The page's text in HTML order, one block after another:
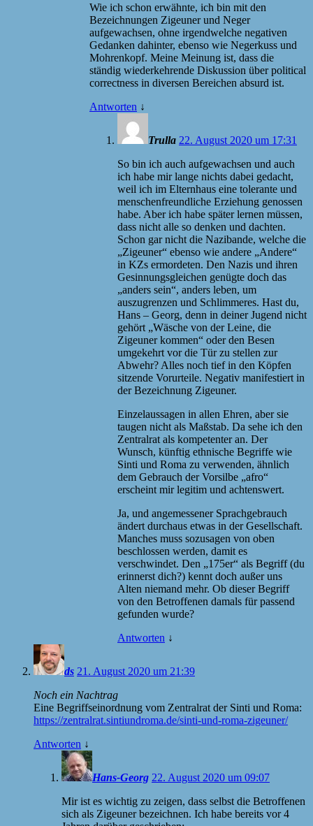
Wie ich schon erwähnte, ich bin mit den
Bezeichnungen Zigeuner und Neger
aufgewachsen, ohne irgendwelche negativen
Gedanken dahinter, ebenso wie Negerkuss und
Mohrenkopf. Meine Meinung ist, dass die
ständig wiederkehrende Diskussion über political
correctness in diversen Bereichen absurd ist.
Antworten ↓
Trulla 22. August 2020 um 17:31
So bin ich auch aufgewachsen und auch
ich habe mir lange nichts dabei gedacht,
weil ich im Elternhaus eine tolerante und
menschenfreundliche Erziehung genossen
habe. Aber ich habe später lernen müssen,
dass nicht alle so denken und dachten.
Schon gar nicht die Nazibande, welche die
„Zigeuner“ ebenso wie andere „Andere“
in KZs ermordeten. Den Nazis und ihren
Gesinnungsgleichen genügte doch das
„anders sein“, anders leben, um
auszugrenzen und Schlimmeres. Hast du,
Hans – Georg, denn in deiner Jugend nicht
gehört „Wäsche von der Leine, die
Zigeuner kommen“ oder den Besen
umgekehrt vor die Tür zu stellen zur
Abwehr? Alles noch tief in den Köpfen
sitzende Vorurteile. Negativ manifestiert in
der Bezeichnung Zigeuner.
Einzelaussagen in allen Ehren, aber sie
taugen nicht als Maßstab. Da sehe ich den
Zentralrat als kompetenter an. Der
Wunsch, künftig ethnische Begriffe wie
Sinti und Roma zu verwenden, ähnlich
dem Gebrauch der Vorsilbe „afro“
erscheint mir legitim und achtenswert.
Ja, und angemessener Sprachgebrauch
ändert durchaus etwas in der Gesellschaft.
Manches muss sozusagen von oben
beschlossen werden, damit es
verschwindet. Den „175er“ als Begriff (du
erinnerst dich?) kennt doch außer uns
Alten niemand mehr. Ob dieser Begriff
von den Betroffenen damals für passend
gefunden wurde?
Antworten ↓
ds 21. August 2020 um 21:39
Noch ein Nachtrag
Eine Begriffseinordnung vom Zentralrat der Sinti und Roma:
https://zentralrat.sintiundroma.de/sinti-und-roma-zigeuner/
Antworten ↓
Hans-Georg 22. August 2020 um 09:07
Mir ist es wichtig zu zeigen, dass selbst die Betroffenen
sich als Zigeuner bezeichnen. Ich habe bereits vor 4